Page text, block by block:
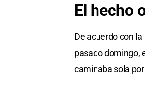
El hecho
De acuerdo con
pasado domingo,
caminaba sola